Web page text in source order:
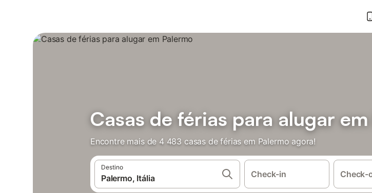
Casas de férias para alugar
Encontre mais de 4 483 casas de férias em Palermo agora!
Destino
Check-in Check-